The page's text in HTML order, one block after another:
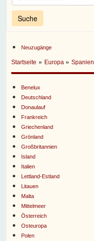
Neuzugänge
Startseite » Europa »Spanien
Benelux
Deutschland
Donaulauf
Frankreich
Griechenland
Grönland
Großbritannien
Island
Italien
Lettland-Estland
Litauen
Malta
Mittelmeer
Österreich
Osteuropa
Polen